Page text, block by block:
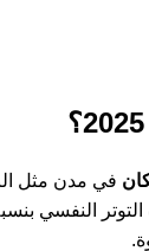
في مدن مثل